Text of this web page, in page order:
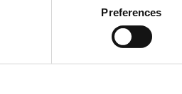
Preferences